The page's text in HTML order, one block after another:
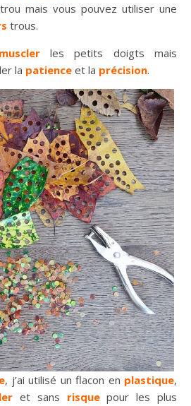
mais vous pouvez utiliser une
trous.
muscler
les petits doigts mais
la patience et la précision.
, j’ai utilisé un flacon en plastique,
et sans risque pour les plus